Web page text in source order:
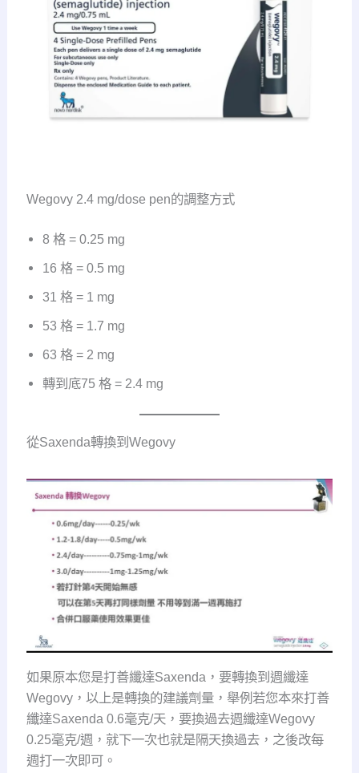
Wegovy 2.4 mg/dose pen的調整方式
8 格 = 0.25 mg
16 格 = 0.5 mg
31 格 = 1 mg
53 格 = 1.7 mg
63 格 = 2 mg
轉到底75 格 = 2.4 mg
從Saxenda轉換到Wegovy
如果原本您是打善纖達Saxenda，要轉換到週纖達
Wegovy，以上是轉換的建議劑量，舉例若您本來打善
纖達Saxenda 0.6毫克/天，要換過去週纖達Wegovy
0.25毫克/週，就下一次也就是隔天換過去，之後改每
週打一次即可。